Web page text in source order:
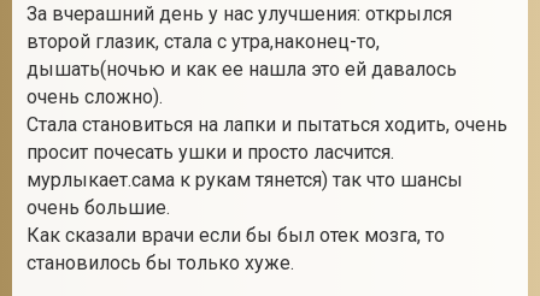
За вчерашний день у нас улучшения: открылся
второй глазик, стала с утра,наконец-то,
дышать(ночью и как ее нашла это ей давалось
очень сложно).
Стала становиться на лапки и пытаться ходить, очень
просит почесать ушки и просто ласчится.
мурлыкает.сама к рукам тянется) так что шансы
очень большие.
Как сказали врачи если бы был отек мозга, то
становилось бы только хуже.